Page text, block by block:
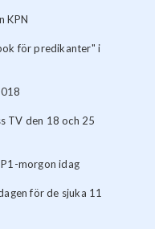
KPN
för predikanter" i
TV den 18 och 25
morgon idag
för de sjuka 11